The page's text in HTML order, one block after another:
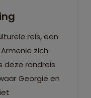
reis, een
zich
deze rondreis
Georgië en